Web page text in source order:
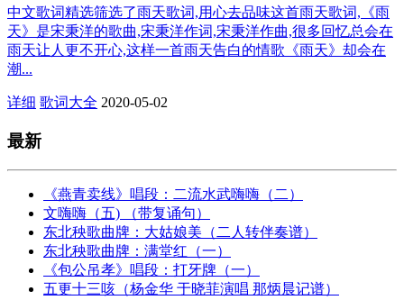
中文歌词精选筛选了雨天歌词,用心去品味这首雨天歌词,《雨
天》是宋秉洋的歌曲,宋秉洋作词,宋秉洋作曲,很多回忆总会在
雨天让人更不开心,这样一首雨天告白的情歌《雨天》却会在
潮...
详细 歌词大全 2020-05-02
最新
《燕青卖线》唱段：二流水武嗨嗨（二）
文嗨嗨（五) （带复诵句）
东北秧歌曲牌：大姑娘美（二人转伴奏谱）
东北秧歌曲牌：满堂红（一）
《包公吊孝》唱段：打牙牌（一）
五更十三咳（杨金华 于晓菲演唱 那炳晨记谱）